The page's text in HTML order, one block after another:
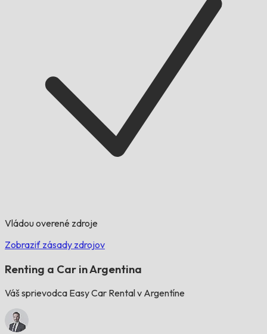
Vládou overené zdroje
Zobraziť zásady zdrojov
Renting a Car in Argentina
Váš sprievodca Easy Car Rental v Argentíne